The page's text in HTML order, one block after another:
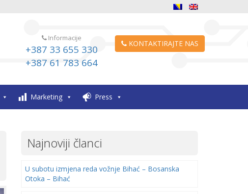
Informacije
+387 33 655 330
+387 61 783 664
KONTAKTIRAJTE NAS
Marketing Press
Najnoviji članci
U subotu izmjena reda vožnje Bihać – Bosanska
Otoka – Bihać